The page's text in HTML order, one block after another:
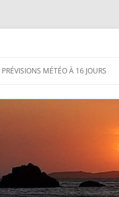
PRÉVISIONS MÉTÉO À 16 JOURS